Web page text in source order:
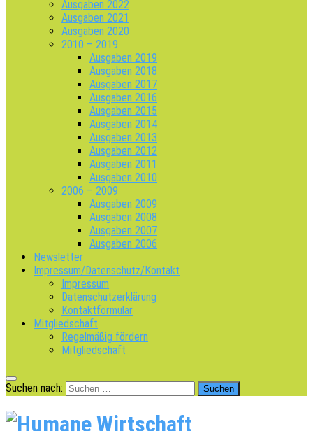
Ausgaben 2022
Ausgaben 2021
Ausgaben 2020
2010 – 2019
Ausgaben 2019
Ausgaben 2018
Ausgaben 2017
Ausgaben 2016
Ausgaben 2015
Ausgaben 2014
Ausgaben 2013
Ausgaben 2012
Ausgaben 2011
Ausgaben 2010
2006 – 2009
Ausgaben 2009
Ausgaben 2008
Ausgaben 2007
Ausgaben 2006
Newsletter
Impressum/Datenschutz/Kontakt
Impressum
Datenschutzerklärung
Kontaktformular
Mitgliedschaft
Regelmäßig fördern
Mitgliedschaft
Suchen nach: